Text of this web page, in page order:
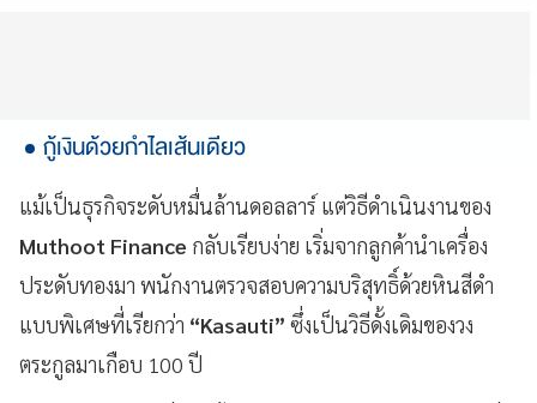
กู้เงินด้วยกำไลเส้นเดียว
แม้เป็นธุรกิจระดับหมื่นล้านดอลลาร์ แต่วิธีดำเนินงานของ
Muthoot Finance กลับเรียบง่าย เริ่มจากลูกค้านำเครื่อง
ประดับทองมา พนักงานตรวจสอบความบริสุทธิ์ด้วยหินสีดำ
แบบพิเศษที่เรียกว่า “Kasauti” ซึ่งเป็นวิธีดั้งเดิมของวง
ตระกูลมาเกือบ 100 ปี